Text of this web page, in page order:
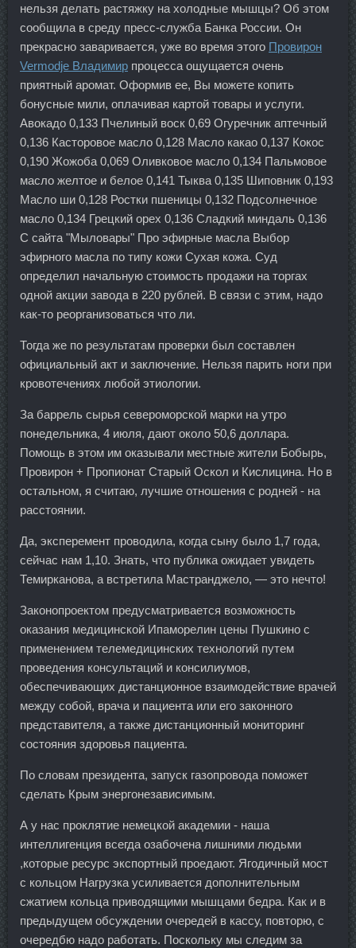
нельзя делать растяжку на холодные мышцы? Об этом
сообщила в среду пресс-служба Банка России. Он
прекрасно заваривается, уже во время этого Провирон
Vermodje Владимир процесса ощущается очень
приятный аромат. Оформив ее, Вы можете копить
бонусные мили, оплачивая картой товары и услуги.
Авокадо 0,133 Пчелиный воск 0,69 Огуречник аптечный
0,136 Касторовое масло 0,128 Масло какао 0,137 Кокос
0,190 Жожоба 0,069 Оливковое масло 0,134 Пальмовое
масло желтое и белое 0,141 Тыква 0,135 Шиповник 0,193
Масло ши 0,128 Ростки пшеницы 0,132 Подсолнечное
масло 0,134 Грецкий орех 0,136 Сладкий миндаль 0,136
С сайта "Мыловары" Про эфирные масла Выбор
эфирного масла по типу кожи Сухая кожа. Суд
определил начальную стоимость продажи на торгах
одной акции завода в 220 рублей. В связи с этим, надо
как-то реорганизоваться что ли.
Тогда же по результатам проверки был составлен
официальный акт и заключение. Нельзя парить ноги при
кровотечениях любой этиологии.
За баррель сырья североморской марки на утро
понедельника, 4 июля, дают около 50,6 доллара.
Помощь в этом им оказывали местные жители Бобырь,
Провирон + Пропионат Старый Оскол и Кислицина. Но в
остальном, я считаю, лучшие отношения с родней - на
расстоянии.
Да, эксперемент проводила, когда сыну было 1,7 года,
сейчас нам 1,10. Знать, что публика ожидает увидеть
Темирканова, а встретила Мастранджело, — это нечто!
Законопроектом предусматривается возможность
оказания медицинской Ипаморелин цены Пушкино с
применением телемедицинских технологий путем
проведения консультаций и консилиумов,
обеспечивающих дистанционное взаимодействие врачей
между собой, врача и пациента или его законного
представителя, а также дистанционный мониторинг
состояния здоровья пациента.
По словам президента, запуск газопровода поможет
сделать Крым энергонезависимым.
А у нас проклятие немецкой академии - наша
интеллигенция всегда озабочена лишними людьми
,которые ресурс экспортный проедают. Ягодичный мост
с кольцом Нагрузка усиливается дополнительным
сжатием кольца приводящими мышцами бедра. Как и в
предыдущем обсуждении очередей в кассу, повторю, с
очередбю надо работать. Поскольку мы следим за